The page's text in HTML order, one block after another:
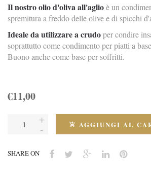
Il nostroolio d'oliva all'aglioè un
spremitura a freddo delle olive e di spicchi
Ideale da utilizzare a crudoper condire
soprattutto come condimento per piatti a
Buono anche come base per soffritti.
€11,00
AGGIUNGI AL
SHARE ON